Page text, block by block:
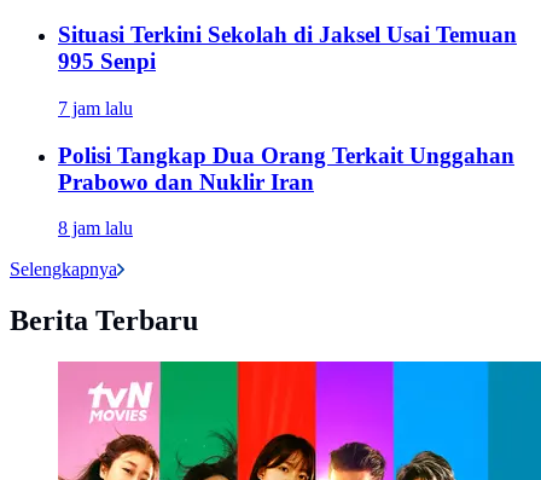
Situasi Terkini Sekolah di Jaksel Usai Temuan
995 Senpi
7 jam lalu
Polisi Tangkap Dua Orang Terkait Unggahan
Prabowo dan Nuklir Iran
8 jam lalu
Selengkapnya
Berita Terbaru